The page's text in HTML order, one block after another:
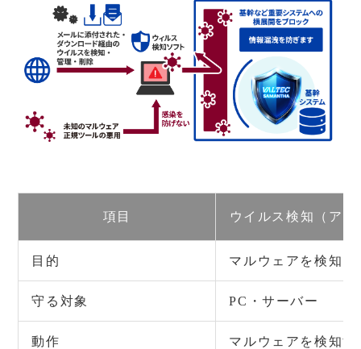
項目 ウイルス検知（ア
目的 マルウェアを検知
守る対象 PC・サーバー
動作 マルウェアを検知